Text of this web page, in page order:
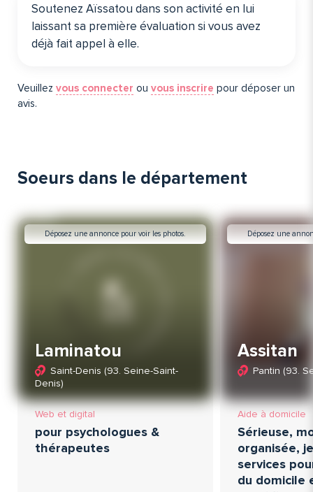
Soutenez Aïssatou dans son activité en lui
laissant sa première évaluation si vous avez
déjà fait appel à elle️.
Veuillez vous connecter ou vous inscrire pour déposer un
avis.
Soeurs dans le département
Déposez une annonce pour voir les photos.
Laminatou
Saint-Denis (93. Seine-Saint-
Denis)
Web et digital
pour psychologues &
thérapeutes
Déposez une
Assitan
Pantin (93.
Aide à domicile
Sérieuse,
organisée,
services
du domicile